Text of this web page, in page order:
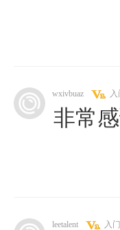
wxivbuaz 入
非常
leetalent 入